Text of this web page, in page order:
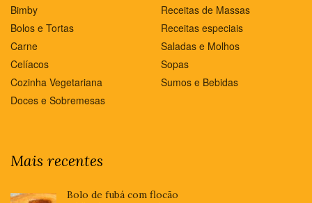
Bimby
Bolos e Tortas
Carne
Celíacos
Cozinha Vegetariana
Doces e Sobremesas
Receitas de Massas
Receitas especiais
Saladas e Molhos
Sopas
Sumos e Bebidas
Mais recentes
Bolo de fubá com flocão